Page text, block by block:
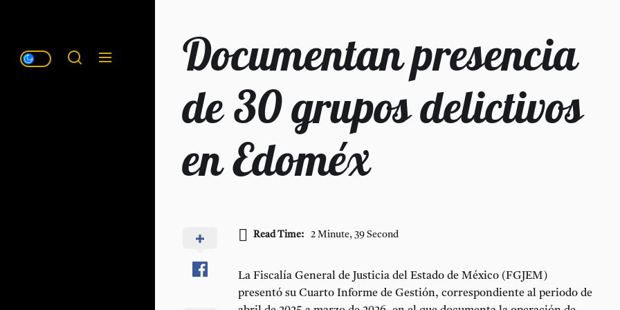
Documentan presencia
de 30 grupos delictivos
en Edoméx
Read Time: 2 Minute, 39 Second
La Fiscalía General de Justicia del Estado de México (FGJEM)
presentó su Cuarto Informe de Gestión, correspondiente al periodo de